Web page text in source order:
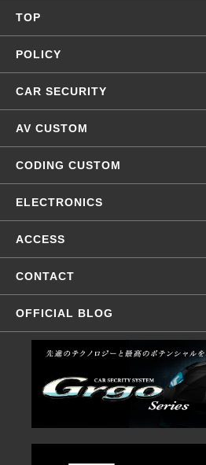
TOP
POLICY
CAR SECURITY
AV CUSTOM
CODING CUSTOM
ELECTRONICS
ACCESS
CONTACT
OFFICIAL BLOG